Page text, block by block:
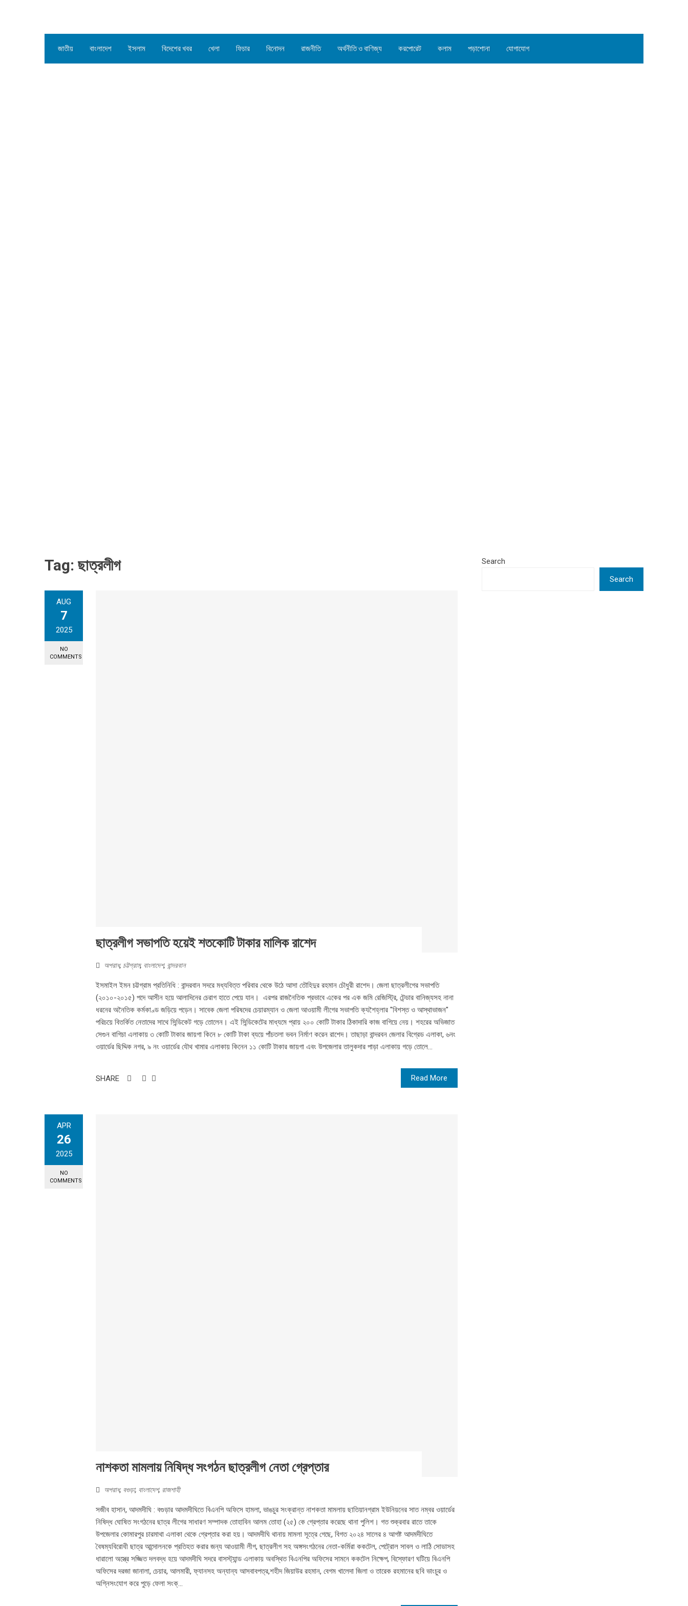
জাতীয় বাংলাদেশ ইসলাম বিদেশের খবর খেলা ফিচার বিনোদন রাজনীতি অর্থনীতি ও বাণিজ্য করপোরেট কলাম পড়াশোনা যোগাযোগ
Tag: ছাত্রলীগ
AUG
7
2025
NO
COMMENTS
ছাত্রলীগ সভাপতি হয়েই শতকোটি টাকার মালিক রাশেদ
অপরাধ, চট্টগ্রাম, বাংলাদেশ, বান্দরবান
ইসমাইল ইমন চট্টগ্রাম প্রতিনিধি : বান্দরবান সদরে মধ্যবিত্ত পরিবার থেকে উঠে আসা তৌহিদুর রহমান চৌধুরী রাশেদ। জেলা ছাত্রলীগের সভাপতি
(২০১০-২০১৫) পদে আসীন হয়ে আলাদিনের চেরাগ হাতে পেয়ে যান। এরপর রাজনৈতিক প্রভাবে একের পর এক জমি রেজিস্ট্রি, টেন্ডার বানিজ্যসহ নানা
ধরনের অনৈতিক কর্মকাণ্ড জড়িয়ে পড়েন। সাবেক জেলা পরিষদের চেয়ারম্যান ও জেলা আওয়ামী লীগের সভাপতি ক্যশৈহ্লার "বিশস্ত ও আস্থাভাজন"
পরিচয়ে বিতর্কিত নেতাদের সাথে সিন্ডিকেট গড়ে তোলেন। এই সিন্ডিকেটের মাধ্যমে প্রায় ২০০ কোটি টাকার ঠিকাদারি কাজ বাগিয়ে নেয়। শহরের অভিজাত
সেগুন বাগিচা এলাকায় ৩ কোটি টাকার জায়গা কিনে ৮ কোটি টাকা ব্যয়ে পাঁচতলা ভবন নির্মাণ করেন রাশেদ। তাছাড়া বান্দরবন জেলার বিগ্রেড এলাকা, ৬নং
ওয়ার্ডের ছিদ্দিক নগর, ৯ নং ওয়ার্ডের যৌথ খামার এলাকায় কিনেন ১১ কোটি টাকার জায়গা এবং উপজেলার তালুকদার পাড়া এলাকায় গড়ে তোলে...
Read More
SHARE
APR
26
2025
NO
COMMENTS
নাশকতা মামলায় নিষিদ্ধ সংগঠন ছাত্রলীগ নেতা গ্রেপ্তার
অপরাধ, বগুড়া, বাংলাদেশ, রাজশাহী
সজীব হাসান, আদমদীঘি : বগুড়ার আদমদীঘিতে বিএনপি অফিসে হামলা, ভাঙচুর সংক্রান্ত নাশকতা মামলায় ছাতিয়ানগ্রাম ইউনিয়নের সাত নম্বর ওয়ার্ডের
নিষিদ্ধ ঘোষিত সংগঠনের ছাত্র লীগের সাধারণ সম্পাদক তোহাবিন আলম তোহা (২৫) কে গ্রেপ্তার করেছে থানা পুলিশ। গত শুক্রবার রাতে তাকে
উপজেলার কোমারপুর চারমাথা এলাকা থেকে গ্রেপ্তার করা হয়। আদমদীঘি থানায় মামলা সূত্রে গেছে, বিগত ২০২৪ সালের ৪ আগষ্ট আদমদীঘিতে
বৈষম্যবিরোধী ছাত্র আন্দোলনকে প্রতিহত করার জন্য আওয়ামী লীগ, ছাত্রলীগ সহ অঙ্গসংগঠনের নেতা-কর্মিরা ককটেল, পেট্রোল সাবল ও লাঠি সোডাসহ
ধারালো অস্ত্রে সজ্জিত দলবদ্ধ হয়ে আদমদীঘি সদরে বাসস্ট্যান্ড এলাকায় অবস্থিত বিএনপির অফিসের সামনে ককটেল নিক্ষেপ, বিস্ফোরণ ঘটিয়ে বিএনপি
অফিসের দরজা জানালা, চেয়ার, আলমারী, ফ্যানসহ অন্যান্য আসবাবপত্র,শহীদ জিয়াউর রহমান, বেগম খালেদা জিলা ও তারেক রহমানের ছবি ভাংচুর ও
অগ্নিসংযোগ করে পুড়ে ফেলা সংক্...
Search
Search